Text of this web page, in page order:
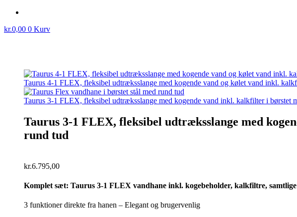
kr.0,00 0 Kurv
Taurus 4-1 FLEX, fleksibel udtræksslange med kogende vand og kølet vand inkl.
Taurus 3-1 FLEX, fleksibel udtræksslange med kogende vand inkl. kalkfilter i børstet
Taurus 3-1 FLEX, fleksibel udtræksslange med
rund tud
kr.6.795,00
Komplet sæt: Taurus 3-1 FLEX vandhane inkl. kogebeholder, kalkfiltre,
3 funktioner direkte fra hanen – Elegant og brugervenlig